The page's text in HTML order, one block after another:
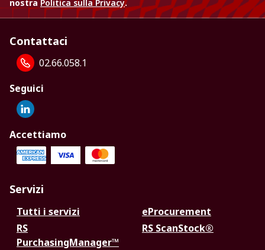
nostra Politica sulla Privacy.
Contattaci
02.66.058.1
Seguici
Accettiamo
Servizi
Tutti i servizi
eProcurement
RS
PurchasingManager™
RS ScanStock®